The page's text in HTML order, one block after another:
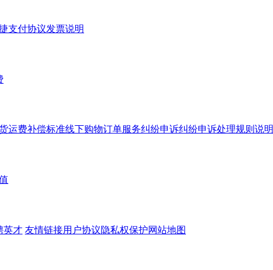
支付协议发票说明
运费补偿标准线下购物订单服务纠纷申诉纠纷申诉处理规则说明
英才 友情链接用户协议隐私权保护网站地图